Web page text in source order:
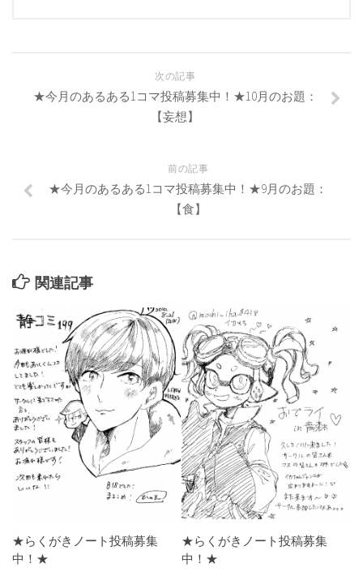
次の記事
★今月のあるある1コマ投稿募集中！★10月のお題：
【妄想】
前の記事
★今月のあるある1コマ投稿募集中！★9月のお題：
【食】
関連記事
★らくがきノート投稿募集
中！★
★らくがきノート投稿募集
中！★